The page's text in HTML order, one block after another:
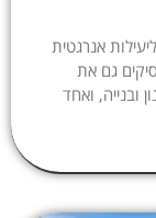
אנרגטית
גם את
ובנייה, ואחד